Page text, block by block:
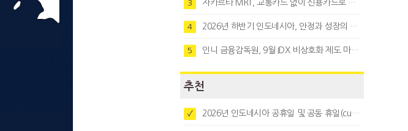
3 자카르타 MRT, 교통카드 없이 신용카드로 바로 탄다
4 2026년 하반기 인도네시아, 안정과 성장의 시험대
5 인니 금융감독원, 9월 IDX 비상호화 제도 마련…주식회사 전환 본격화
추천
✓ 2026년 인도네시아 공휴일 및 공동 휴일(cuti bersama)